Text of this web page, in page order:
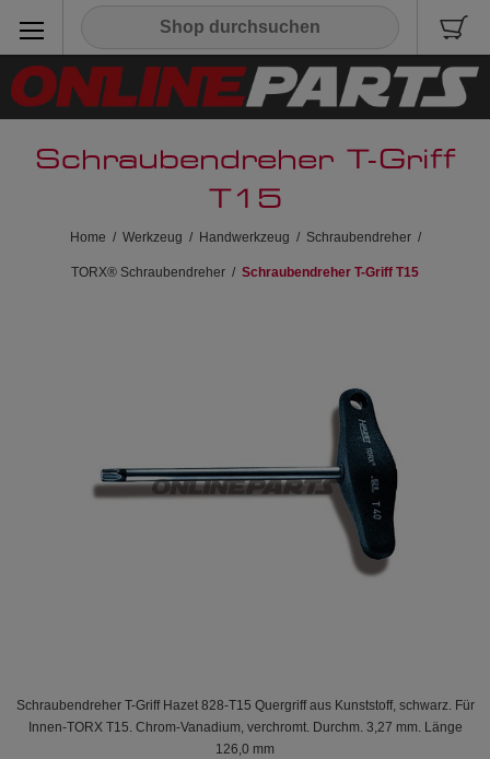
Schraubendreher T-Griff
T15
Home / Werkzeug / Handwerkzeug / Schraubendreher /
TORX® Schraubendreher / Schraubendreher T-Griff T15
Schraubendreher T-Griff Hazet 828-T15 Quergriff aus Kunststoff, schwarz. Für
Innen-TORX T15. Chrom-Vanadium, verchromt. Durchm. 3,27 mm. Länge
126,0 mm